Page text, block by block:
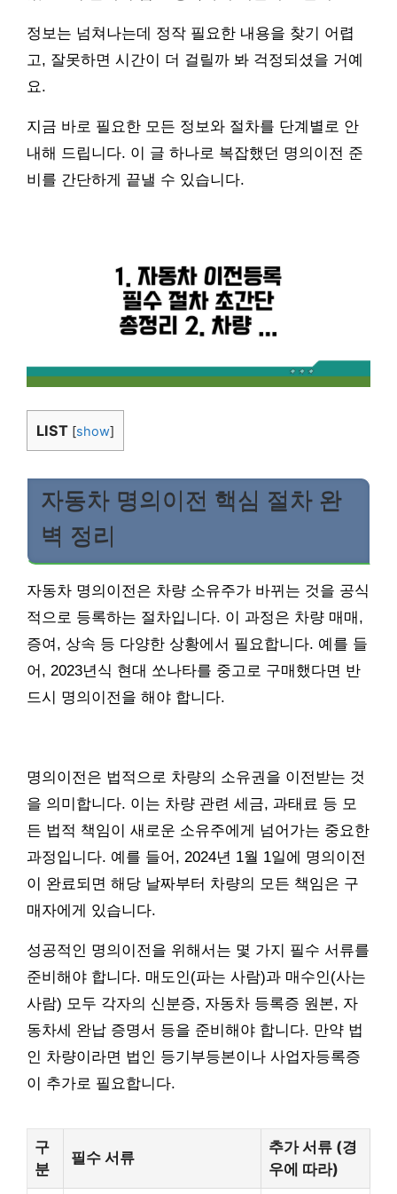
정보는 넘쳐나는데 정작 필요한 내용을 찾기 어렵
고, 잘못하면 시간이 더 걸릴까 봐 걱정되셨을 거예
요.
지금 바로 필요한 모든 정보와 절차를 단계별로 안
내해 드립니다. 이 글 하나로 복잡했던 명의이전 준
비를 간단하게 끝낼 수 있습니다.
LIST [show]
자동차 명의이전 핵심 절차 완
벽 정리
자동차 명의이전은 차량 소유주가 바뀌는 것을 공식
적으로 등록하는 절차입니다. 이 과정은 차량 매매,
증여, 상속 등 다양한 상황에서 필요합니다. 예를 들
어, 2023년식 현대 쏘나타를 중고로 구매했다면 반
드시 명의이전을 해야 합니다.
명의이전은 법적으로 차량의 소유권을 이전받는 것
을 의미합니다. 이는 차량 관련 세금, 과태료 등 모
든 법적 책임이 새로운 소유주에게 넘어가는 중요한
과정입니다. 예를 들어, 2024년 1월 1일에 명의이전
이 완료되면 해당 날짜부터 차량의 모든 책임은 구
매자에게 있습니다.
성공적인 명의이전을 위해서는 몇 가지 필수 서류를
준비해야 합니다. 매도인(파는 사람)과 매수인(사는
사람) 모두 각자의 신분증, 자동차 등록증 원본, 자
동차세 완납 증명서 등을 준비해야 합니다. 만약 법
인 차량이라면 법인 등기부등본이나 사업자등록증
이 추가로 필요합니다.
구
분
필수 서류
추가 서류 (경
우에 따라)